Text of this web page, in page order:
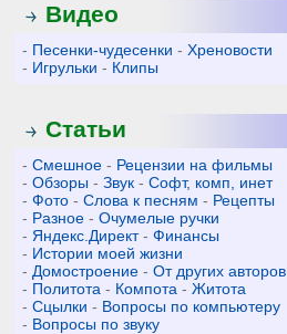
Видео
- Песенки-чудесенки -Хреновости
- Игрульки - Клипы
Статьи
-Смешное - Рецензии на фильмы
-Обзоры -Звук -Софт, комп, инет
-Фото -Слова к песням - Рецепты
- Разное -Очумелые ручки
- Яндекс.Директ-Финансы
- Истории моей жизни
- Домостроение -От других авторов
- Политота - Компота -Житота
-Сцылки - Вопросы по компьютеру
- Вопросы по звуку